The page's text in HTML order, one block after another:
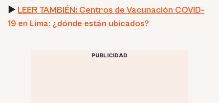
► LEER TAMBIÉN: Centros de Vacunación COVID-
19 en Lima: ¿dónde están ubicados?
PUBLICIDAD